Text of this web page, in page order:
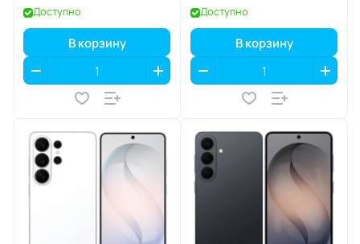
Доступно
В корзину
Доступно
В корзину